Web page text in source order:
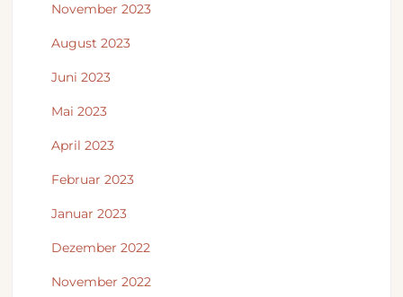
November 2023
August 2023
Juni 2023
Mai 2023
April 2023
Februar 2023
Januar 2023
Dezember 2022
November 2022